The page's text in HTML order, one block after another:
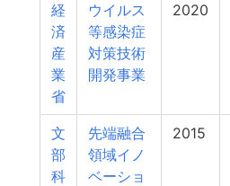
経
済
産
業
省
ウイルス
等感染症
対策技術
開発事業
2020
文
部
科
先端融合
領域イノ
ベーショ
2015